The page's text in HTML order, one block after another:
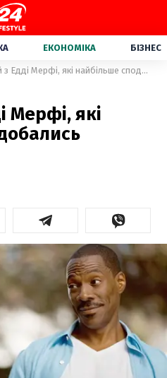
ЕКОНОМІКА БІЗНЕС
5 комедій з Едді Мерфі, які найбільше сподобались глядачам
Мерфі, які